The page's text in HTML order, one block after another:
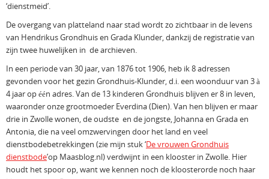
‘dienstmeid’.
De overgang van platteland naar stad wordt zo zichtbaar in de levens
van Hendrikus Grondhuis en Grada Klunder, dankzij de registratie van
zijn twee huwelijken in de archieven.
In een periode van 30 jaar, van 1876 tot 1906, heb ik 8 adressen
gevonden voor het gezin Grondhuis-Klunder, d.i. een woonduur van 3 à
4 jaar op één adres. Van de 13 kinderen Grondhuis blijven er 8 in leven,
waaronder onze grootmoeder Everdina (Dien). Van hen blijven er maar
drie in Zwolle wonen, de oudste en de jongste, Johanna en Grada en
Antonia, die na veel omzwervingen door het land en veel
dienstbodebetrekkingen (zie mijn stuk ‘De vrouwen Grondhuis
dienstbode’op Maasblog.nl) verdwijnt in een klooster in Zwolle. Hier
houdt het spoor op, want we kennen noch de kloosterorde noch haar